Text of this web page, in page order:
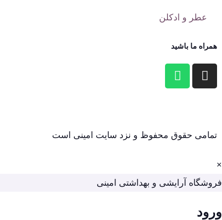
عطر و ادکلن
همراه ما باشید
تمامی حقوق محفوظ و نزد سایت امینی است
×
فروشگاه آرایشی و بهداشتی امینی
ورود